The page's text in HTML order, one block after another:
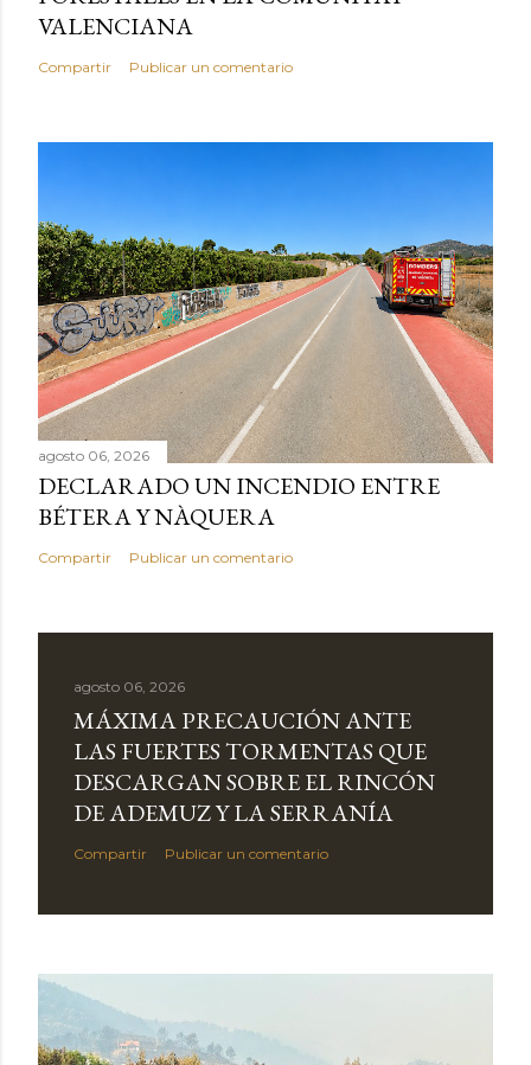
VALENCIANA
Compartir Publicar un comentario
agosto 06, 2026
DECLARADO UN INCENDIO ENTRE
BÉTERA Y NÀQUERA
Compartir Publicar un comentario
agosto 06, 2026
MÁXIMA PRECAUCIÓN ANTE
LAS FUERTES TORMENTAS QUE
DESCARGAN SOBRE EL RINCÓN
DE ADEMUZ Y LA SERRANÍA
Compartir Publicar un comentario